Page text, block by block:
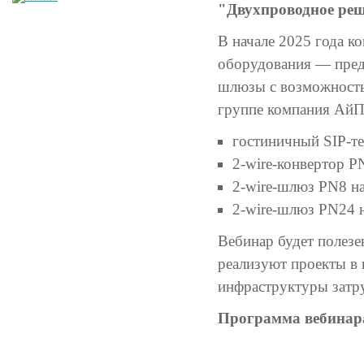
"Двухпроводное
В начале 2025 года
оборудования —
шлюзы с
группе компания
гостиничный SIP-
2-wire-конвертор
2-wire-шлюз PN8
2-wire-шлюз PN24
Вебинар будет
реализуют проекты в
инфраструктуры
Программа